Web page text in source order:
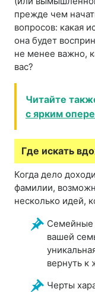
прежде чем
вопросов: какая
она будет
не менее важно,
вас?
Читайте
с ярким
Где искать
Когда дело
фамилии,
несколько идей,
Семейные
вашей
вернуть к
Черты